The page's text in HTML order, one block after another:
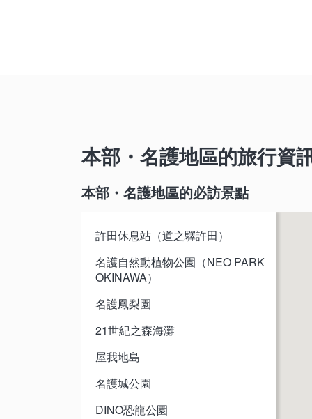
本部・名護地區的旅行資
本部・名護地區的必訪景點
許田休息站（道之驛許田）
名護自然動植物公園（NEO PARK
OKINAWA）
名護鳳梨園
21世紀之森海灘
屋我地島
名護城公園
DINO恐龍公園